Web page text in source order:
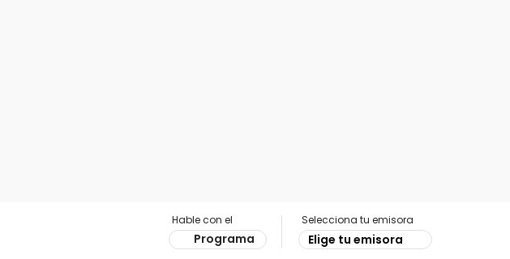
Hable con el
Programa
Selecciona tu emisora
Elige tu emisora